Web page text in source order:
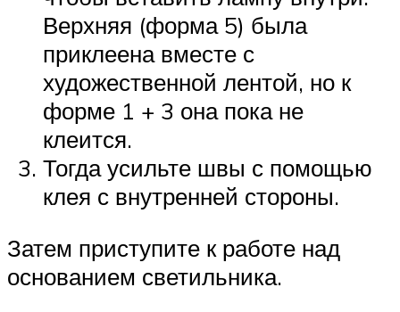
Верхняя (форма 5) была
приклеена вместе с
художественной лентой, но к
форме 1 + 3 она пока не
клеится.
Тогда усильте швы с помощью
клея с внутренней стороны.
Затем приступите к работе над
основанием светильника.